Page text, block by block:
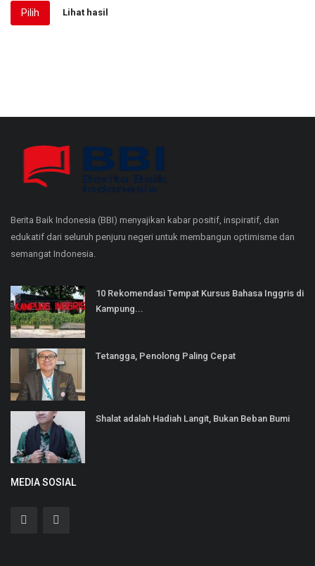
Pilih Lihat hasil
Berita Baik Indonesia (BBI) menyajikan kabar positif, inspiratif, dan
edukatif dari seluruh penjuru negeri untuk membangun optimisme dan
semangat Indonesia.
10 Rekomendasi Tempat Kursus Bahasa Inggris di
Kampung...
Tetangga, Penolong Paling Cepat
Shalat adalah Hadiah Langit, Bukan Beban Bumi
MEDIA SOSIAL